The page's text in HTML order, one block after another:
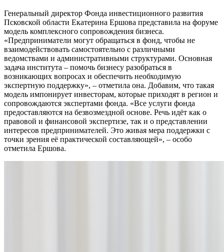
Генеральный директор Фонда инвестиционного развития
Псковской области Екатерина Ершова представила на форуме
модель комплексного сопровождения бизнеса.
«Предприниматели могут обращаться в фонд, чтобы не
взаимодействовать самостоятельно с различными
ведомствами и административными структурами. Основная
задача института – помочь бизнесу разобраться в
возникающих вопросах и обеспечить необходимую
экспертную поддержку», – отметила она. Добавим, что такая
модель импонирует инвесторам, которые приходят в регион и
сопровождаются экспертами фонда. «Все услуги фонда
предоставляются на безвозмездной основе. Речь идёт как о
правовой и финансовой экспертизе, так и о представлении
интересов предпринимателей. Это живая мера поддержки с
точки зрения её практической составляющей», – особо
отметила Ершова.